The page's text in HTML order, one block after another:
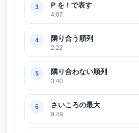
3 P を ! で表す
4:07
4 隣り合う順列
2:22
5 隣り合わない順列
3:40
6 さいころの最大
9:49